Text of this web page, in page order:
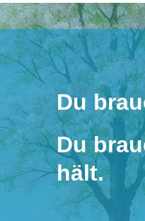
Du
Du
hält.